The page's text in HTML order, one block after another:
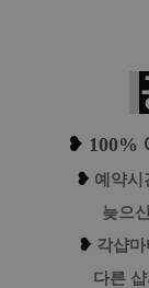
❥ 100%
❥ 예 약시
늦으
❥ 각샵
다른